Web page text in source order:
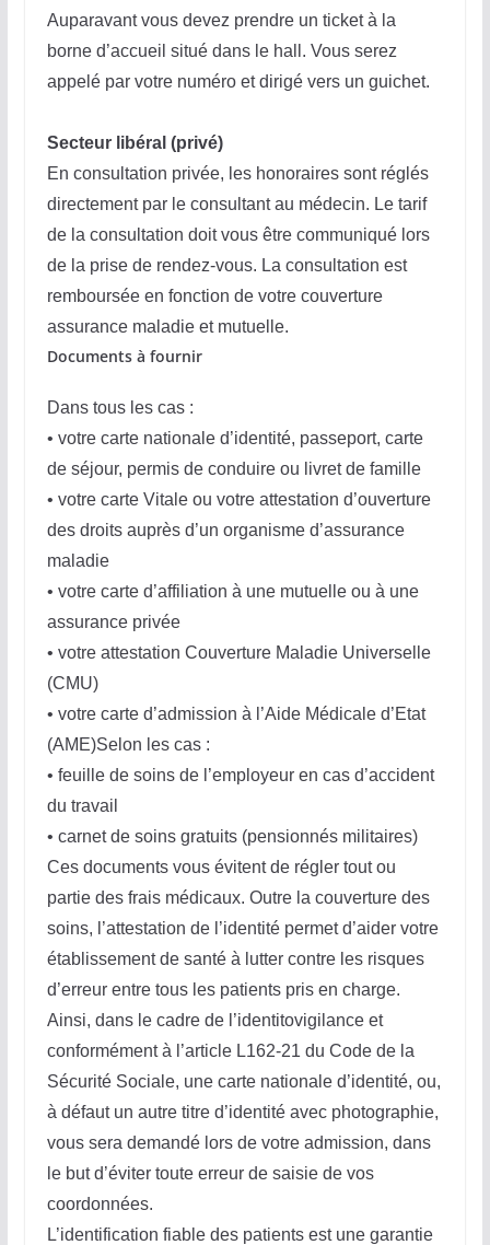
Auparavant vous devez prendre un ticket à la
borne d’accueil situé dans le hall. Vous serez
appelé par votre numéro et dirigé vers un guichet.
Secteur libéral (privé)
En consultation privée, les honoraires sont réglés
directement par le consultant au médecin. Le tarif
de la consultation doit vous être communiqué lors
de la prise de rendez-vous. La consultation est
remboursée en fonction de votre couverture
assurance maladie et mutuelle.
Documents à fournir
Dans tous les cas :
• votre carte nationale d’identité, passeport, carte
de séjour, permis de conduire ou livret de famille
• votre carte Vitale ou votre attestation d’ouverture
des droits auprès d’un organisme d’assurance
maladie
• votre carte d’affiliation à une mutuelle ou à une
assurance privée
• votre attestation Couverture Maladie Universelle
(CMU)
• votre carte d’admission à l’Aide Médicale d’Etat
(AME)Selon les cas :
• feuille de soins de l’employeur en cas d’accident
du travail
• carnet de soins gratuits (pensionnés militaires)
Ces documents vous évitent de régler tout ou
partie des frais médicaux. Outre la couverture des
soins, l’attestation de l’identité permet d’aider votre
établissement de santé à lutter contre les risques
d’erreur entre tous les patients pris en charge.
Ainsi, dans le cadre de l’identitovigilance et
conformément à l’article L162-21 du Code de la
Sécurité Sociale, une carte nationale d’identité, ou,
à défaut un autre titre d’identité avec photographie,
vous sera demandé lors de votre admission, dans
le but d’éviter toute erreur de saisie de vos
coordonnées.
L’identification fiable des patients est une garantie